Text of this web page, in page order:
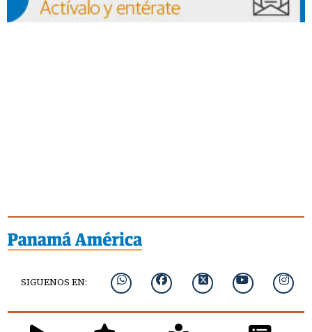
SIGUENOS EN: